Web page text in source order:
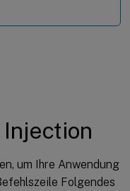
um Ihre Anwendung
Folgendes